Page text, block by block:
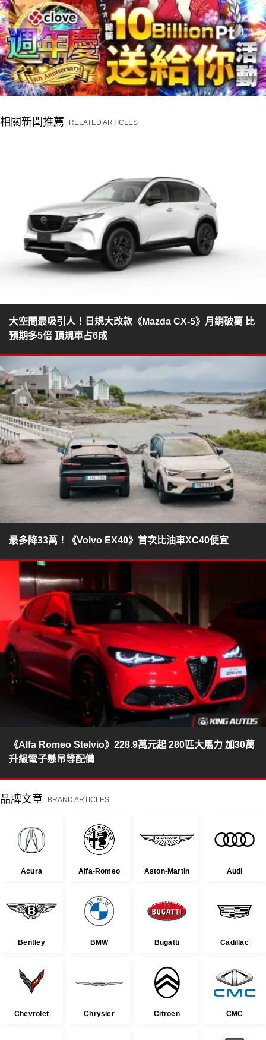
相關新聞推薦 RELATED ARTICLES
大空間最吸引人！日規大改款《Mazda CX-5》月銷破萬 比
預期多5倍 頂規車占6成
最多降33萬！《Volvo EX40》首次比油車XC40便宜
《Alfa Romeo Stelvio》228.9萬元起 280匹大馬力 加30萬
升級電子懸吊等配備
品牌文章 BRAND ARTICLES
Acura Alfa-Romeo Aston-Martin Audi
Bentley BMW Bugatti Cadillac
Chevrolet Chrysler Citroen CMC